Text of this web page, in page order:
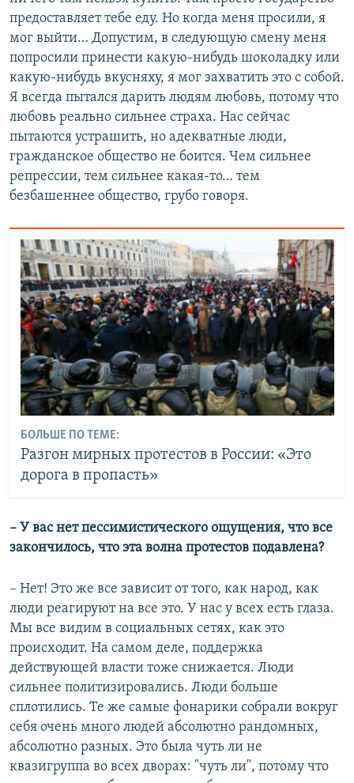
предоставляет тебе еду. Но когда меня просили, я
мог выйти… Допустим, в следующую смену меня
попросили принести какую-нибудь шоколадку или
какую-нибудь вкусняху, я мог захватить это с собой.
Я всегда пытался дарить людям любовь, потому что
любовь реально сильнее страха. Нас сейчас
пытаются устрашить, но адекватные люди,
гражданское общество не боится. Чем сильнее
репрессии, тем сильнее какая-то… тем
безбашеннее общество, грубо говоря.
БОЛЬШЕ ПО ТЕМЕ:
Разгон мирных протестов в России: «Это
дорога в пропасть»
– У вас нет пессимистического ощущения, что все
закончилось, что эта волна протестов подавлена?
– Нет! Это же все зависит от того, как народ, как
люди реагируют на все это. У нас у всех есть глаза.
Мы все видим в социальных сетях, как это
происходит. На самом деле, поддержка
действующей власти тоже снижается. Люди
сильнее политизировались. Люди больше
сплотились. Те же самые фонарики собрали вокруг
себя очень много людей абсолютно рандомных,
абсолютно разных. Это была чуть ли не
квазигруппа во всех дворах: "чуть ли", потому что